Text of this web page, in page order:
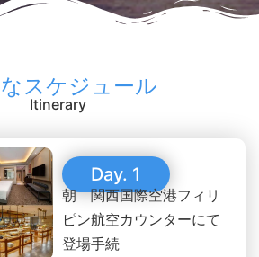
スケジュール
Itinerary
Day. 1
朝 関西国際空港フィリ
ピン航空カウンターにて
登場手続